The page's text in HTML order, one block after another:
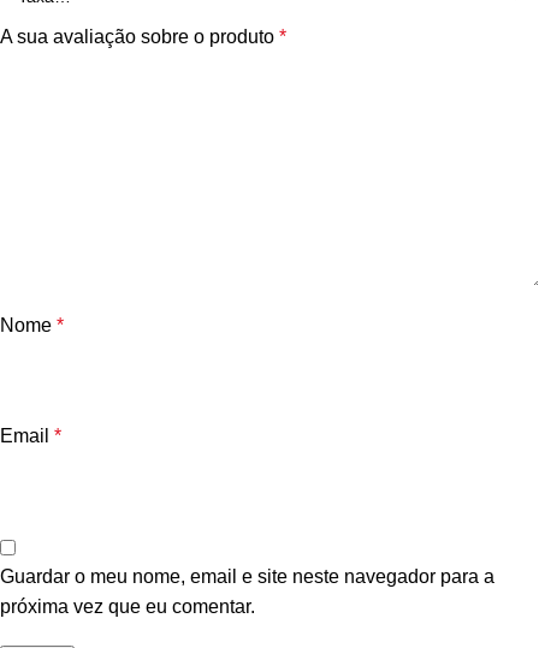
A sua avaliação sobre o produto *
Nome *
Email *
Guardar o meu nome, email e site neste navegador para a
próxima vez que eu comentar.